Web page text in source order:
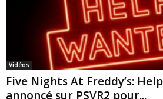
Vidéos
Five Nights At Freddy’s:
annoncé sur PSVR2 pour...